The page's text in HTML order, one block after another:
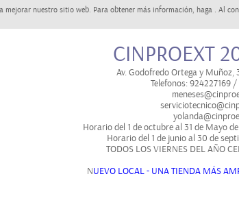
mejorar nuestro sitio web. Para obtener más información, haga . Al
CINPROEXT
Av. Godofredo Ortega y Muñoz,
Telefonos: 924227169
Horario del 1 de octubre al 31 de Mayo
Horario del 1 de junio al 30 de
TODOS LOS VIERNES DEL AÑO
NUEVO LOCAL - UNA TIENDA MÁS